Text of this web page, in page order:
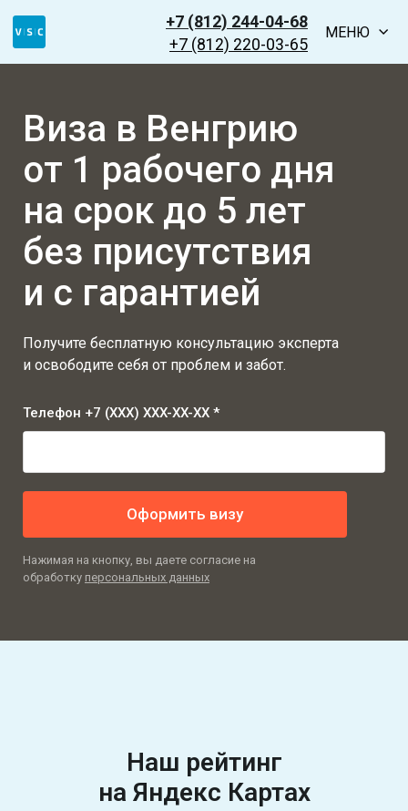
+7 (812) 244-04-68
+7 (812) 220-03-65
МЕНЮ
Виза в Венгрию
от 1 рабочего дня
на срок до 5 лет
без присутствия
и с гарантией
Получите бесплатную консультацию эксперта
и освободите себя от проблем и забот.
Телефон +7 (XXX) XXX-XX-XX *
Оформить визу
Нажимая на кнопку, вы даете согласие на
обработку персональных данных
Наш рейтинг
на Яндекс Картах